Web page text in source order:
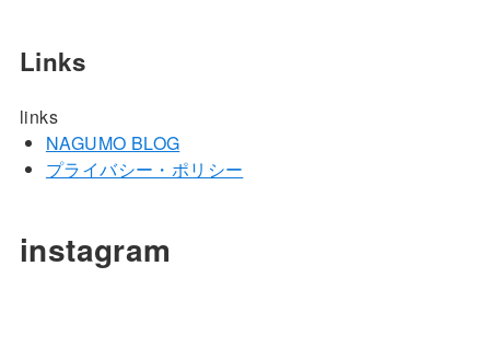
Links
links
NAGUMO BLOG
プライバシー・ポリシー
instagram